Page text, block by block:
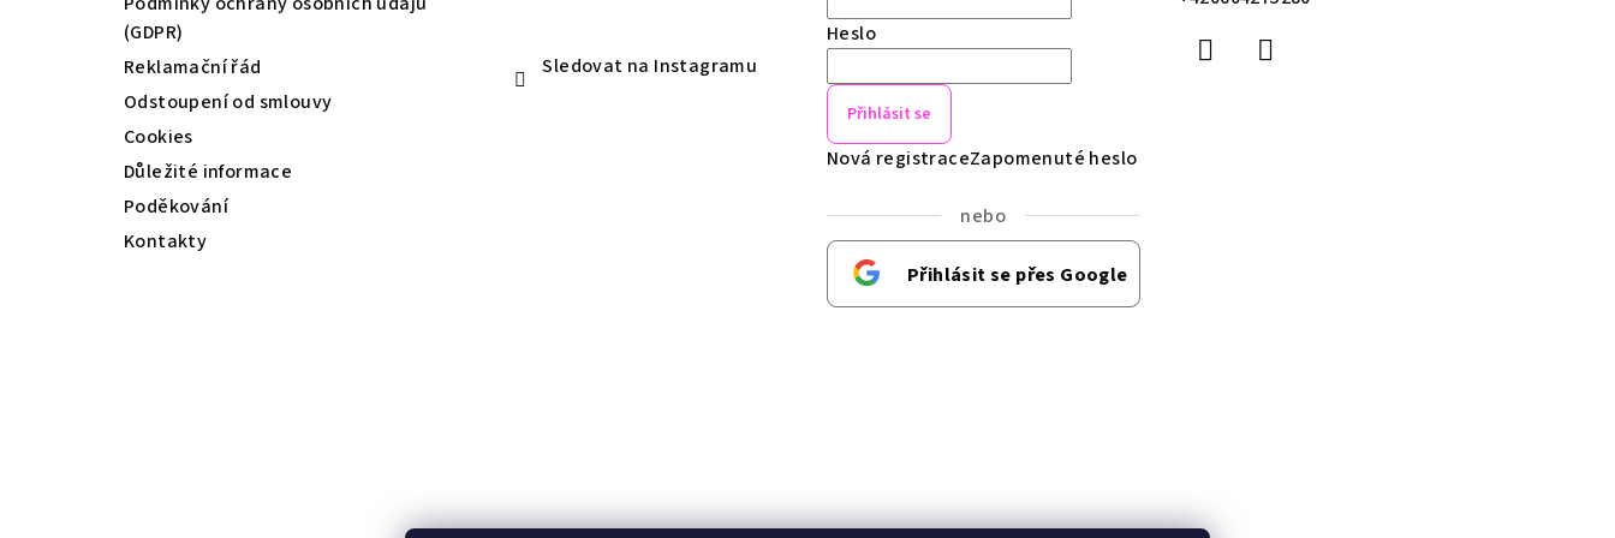
(GDPR)
Reklamační řád
Odstoupení od smlouvy
Cookies
Důležité informace
Poděkování
Kontakty
Sledovat na Instagramu
Heslo
Přihlásit se
Nová registraceZapomenuté heslo
nebo
Přihlásit se přes Google